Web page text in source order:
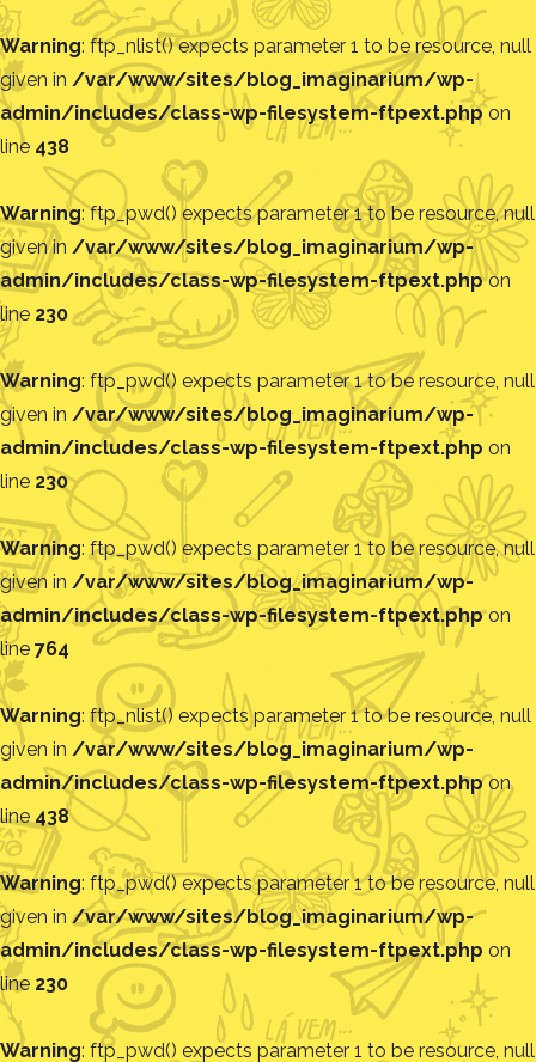
Warning: ftp_nlist() expects parameter 1 to be resource, null
given in /var/www/sites/blog_imaginarium/wp-
admin/includes/class-wp-filesystem-ftpext.phpon
line 438
Warning: ftp_pwd() expects parameter 1 to be resource, null
given in /var/www/sites/blog_imaginarium/wp-
admin/includes/class-wp-filesystem-ftpext.phpon
line 230
Warning: ftp_pwd() expects parameter 1 to be resource, null
given in /var/www/sites/blog_imaginarium/wp-
admin/includes/class-wp-filesystem-ftpext.php on
line 230
Warning: ftp_pwd() expects parameter 1 to be resource, null
given in /var/www/sites/blog_imaginarium/wp-
admin/includes/class-wp-filesystem-ftpext.phpon
line 764
Warning: ftp_nlist() expects parameter 1 to be resource, null
given in /var/www/sites/blog_imaginarium/wp-
admin/includes/class-wp-filesystem-ftpext.phpon
line438
Warning: ftp_pwd() expects parameter 1 to be resource, null
given in /var/www/sites/blog_imaginarium/wp-
admin/includes/class-wp-filesystem-ftpext.php on
line 230
Warning: ftp_pwd() expects parameter 1 to be resource, null